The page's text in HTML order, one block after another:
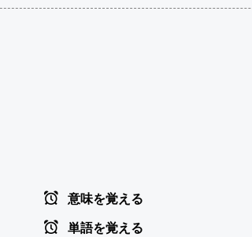
意味を覚える
単語を覚える